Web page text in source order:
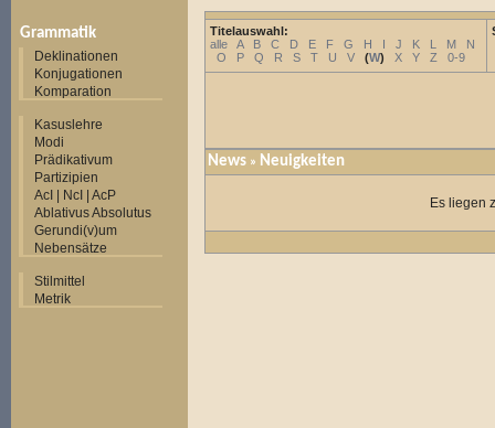
Grammatik
Deklinationen
Konjugationen
Komparation
Kasuslehre
Modi
Prädikativum
Partizipien
AcI | NcI | AcP
Ablativus Absolutus
Gerundi(v)um
Nebensätze
Stilmittel
Metrik
Titelauswahl:
alle
A B C D E F G H I J K L M
N
O
P Q R S T U V (W) X Y Z 0-9
News » Neuigkeiten
Es liegen